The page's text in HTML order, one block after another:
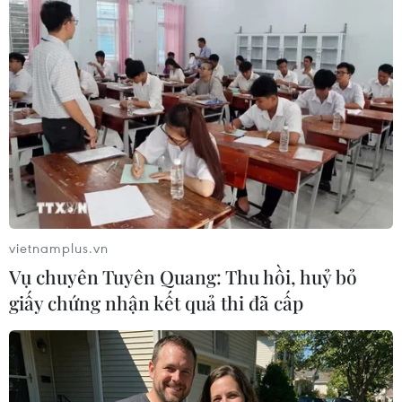
Theo dõi VietnamPlus
TIN LIÊN QUAN
vietnamplus.vn
Vụ chuyên Tuyên Quang: Thu hồi, huỷ bỏ
giấy chứng nhận kết quả thi đã cấp